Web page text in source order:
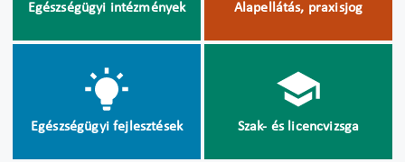
Egészségügyi intézmények Alapellátás, praxisjog
Egészségügyi fejlesztések Szak- és licencvizsga